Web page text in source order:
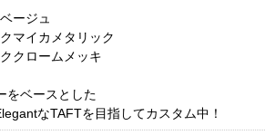
ージュ
マイカメタリック
クロームメッキ
をベースとした
なTAFTを目指してカスタム中！